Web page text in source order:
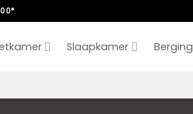
Slaapkamer Berging